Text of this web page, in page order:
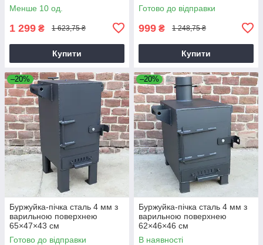
Менше 10 од.
1 299 ₴ 1 623,75 ₴
Купити
Готово до відправки
999 ₴ 1 248,75 ₴
Купити
–20%
Буржуйка-пічка сталь 4 мм з
варильною поверхнею
65×47×43 см
Готово до відправки
–20%
Буржуйка-пічка сталь 4 мм з
варильною поверхнею
62×46×46 см
В наявності